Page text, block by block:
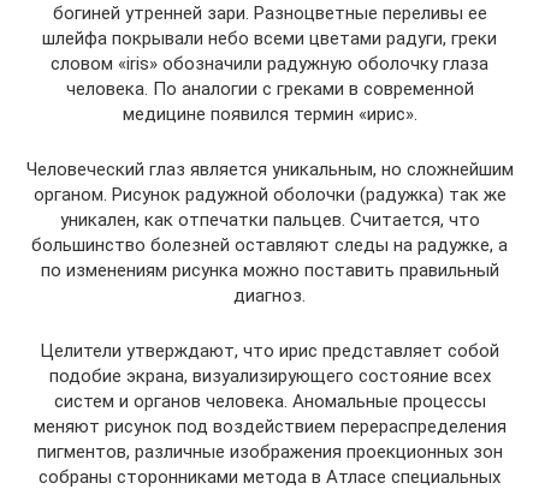
богиней утренней зари. Разноцветные переливы ее
шлейфа покрывали небо всеми цветами радуги, греки
словом «iris» обозначили радужную оболочку глаза
человека. По аналогии с греками в современной
медицине появился термин «ирис».
Человеческий глаз является уникальным, но сложнейшим
органом. Рисунок радужной оболочки (радужка) так же
уникален, как отпечатки пальцев. Считается, что
большинство болезней оставляют следы на радужке, а
по изменениям рисунка можно поставить правильный
диагноз.
Целители утверждают, что ирис представляет собой
подобие экрана, визуализирующего состояние всех
систем и органов человека. Аномальные процессы
меняют рисунок под воздействием перераспределения
пигментов, различные изображения проекционных зон
собраны сторонниками метода в Атласе специальных